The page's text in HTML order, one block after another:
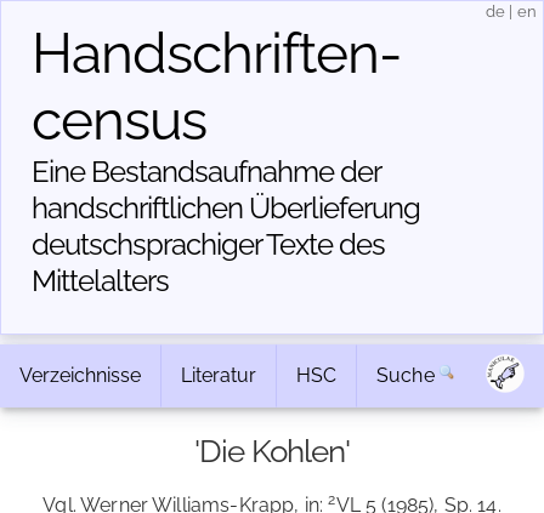
Handschriften­
census
Eine Bestandsaufnahme der
handschriftlichen Über­lieferung
deutschsprachiger Texte des
Mittelalters
de en
Verzeichnisse Literatur HSC Suche
'Die Kohlen'
Vgl. Werner Williams-Krapp, in:2VL 5 (1985), Sp. 14.